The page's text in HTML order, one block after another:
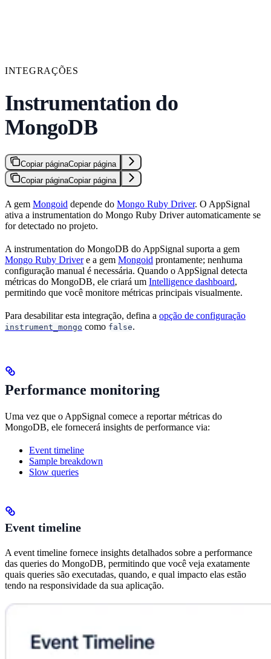
INTEGRAÇÕES
Instrumentation do
MongoDB
Copiar páginaCopiar página
Copiar páginaCopiar página
A gem Mongoid depende do Mongo Ruby Driver. O AppSignal
ativa a instrumentation do Mongo Ruby Driver automaticamente se
for detectado no projeto.
A instrumentation do MongoDB do AppSignal suporta a gem
Mongo Ruby Drivere a gem Mongoid prontamente; nenhuma
configuração manual é necessária. Quando o AppSignal detecta
métricas do MongoDB, ele criará um Intelligence dashboard,
permitindo que você monitore métricas principais visualmente.
Para desabilitar esta integração, defina a opção de configuração
instrument_mongo como false.
Performance monitoring
Uma vez que o AppSignal comece a reportar métricas do
MongoDB, ele fornecerá insights de performance via:
Event timeline
Sample breakdown
Slow queries
Event timeline
A event timeline fornece insights detalhados sobre a performance
das queries do MongoDB, permitindo que você veja exatamente
quais queries são executadas, quando, e qual impacto elas estão
tendo na responsividade da sua aplicação.